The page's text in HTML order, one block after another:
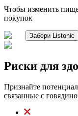
Чтобы изменить
покупок
Забери Listonic
Риски для
Признайте
связанные с